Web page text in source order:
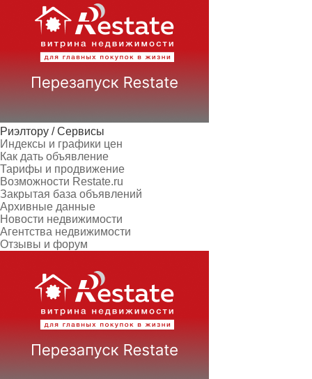
Риэлтору / Сервисы
Индексы и графики цен
Как дать объявление
Тарифы и продвижение
Возможности Restate.ru
Закрытая база объявлений
Архивные данные
Новости недвижимости
Агентства недвижимости
Отзывы и форум